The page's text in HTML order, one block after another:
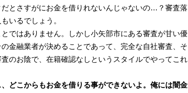
とさすがにお金を借りれないんじゃないの…？審査落
いるでしょう。
ではありません。しかし小矢部市にある審査が甘い優
金融業者が決めることであって、完全な自社審査、そ
のお陰で、在籍確認なしというスタイルでやってこれ
どこからもお金を借りる事ができないよ。俺には闇金